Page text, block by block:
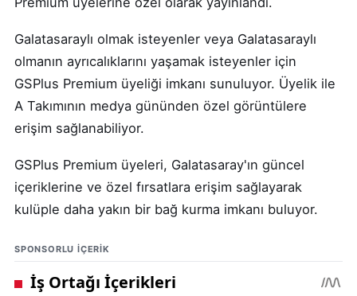
Galatasaraylı olmak isteyenler veya Galatasaraylı
olmanın ayrıcalıklarını yaşamak isteyenler için
GSPlus Premium üyeliği imkanı sunuluyor. Üyelik ile
A Takımının medya gününden özel görüntülere
erişim sağlanabiliyor.
GSPlus Premium üyeleri, Galatasaray'ın güncel
içeriklerine ve özel fırsatlara erişim sağlayarak
kulüple daha yakın bir bağ kurma imkanı buluyor.
SPONSORLU IÇERIK